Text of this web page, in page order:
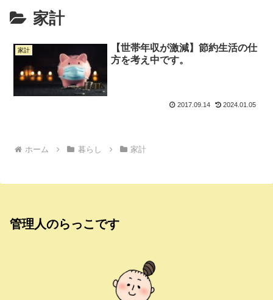
家計
家計
【世帯年収が激減】節約生活の仕
方を考え中です。
2017.09.14 2024.01.05
ホーム 暮らし 家計
管理人のらっこです